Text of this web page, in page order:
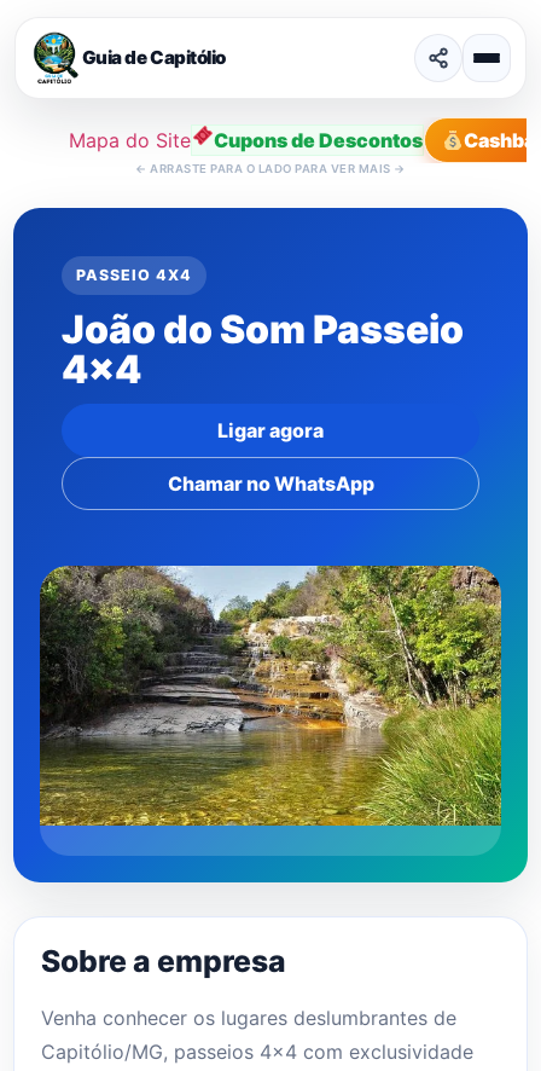
Guia de Capitólio
Mapa do Site Cupons de Descontos
← ARRASTE PARA O LADO PARA VER MAIS →
conteúdo
PASSEIO 4X4
João do Som Passeio
4×4
Ligar agora
Chamar no WhatsApp
Sobre a empresa
Venha conhecer os lugares deslumbrantes de
Capitólio/MG, passeios 4×4 com exclusividade